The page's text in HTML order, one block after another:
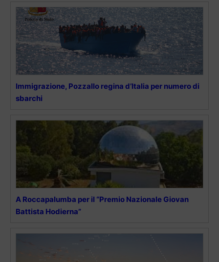
Immigrazione, Pozzallo regina d’Italia per numero di
sbarchi
A Roccapalumba per il “Premio Nazionale Giovan
Battista Hodierna”